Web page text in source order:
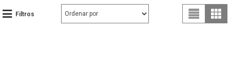
Filtros